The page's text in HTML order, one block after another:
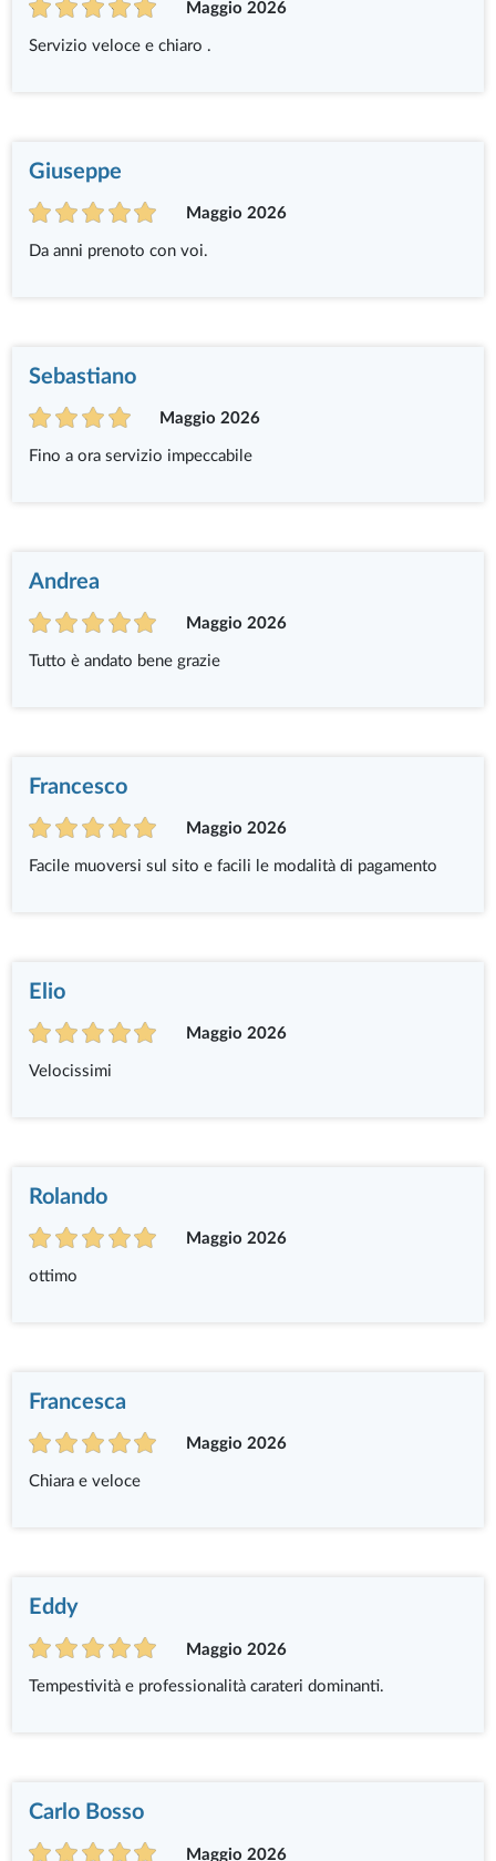
Maggio 2026
Servizio veloce e chiaro .
Giuseppe
Maggio 2026
Da anni prenoto con voi.
Sebastiano
Maggio 2026
Fino a ora servizio impeccabile
Andrea
Maggio 2026
Tutto è andato bene grazie
Francesco
Maggio 2026
Facile muoversi sul sito e facili le modalità di pagamento
Elio
Maggio 2026
Velocissimi
Rolando
Maggio 2026
ottimo
Francesca
Maggio 2026
Chiara e veloce
Eddy
Maggio 2026
Tempestività e professionalità carateri dominanti.
Carlo Bosso
Maggio 2026